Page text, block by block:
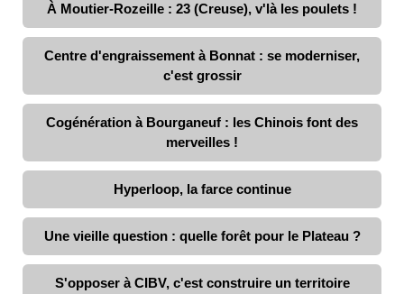
À Moutier-Rozeille : 23 (Creuse), v'là les poulets !
Centre d'engraissement à Bonnat : se moderniser,
c'est grossir
Cogénération à Bourganeuf : les Chinois font des
merveilles !
Hyperloop, la farce continue
Une vieille question : quelle forêt pour le Plateau ?
S'opposer à CIBV, c'est construire un territoire